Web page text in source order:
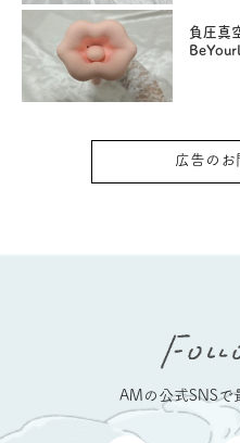
負圧真
広告のお
AMの公式SNSで